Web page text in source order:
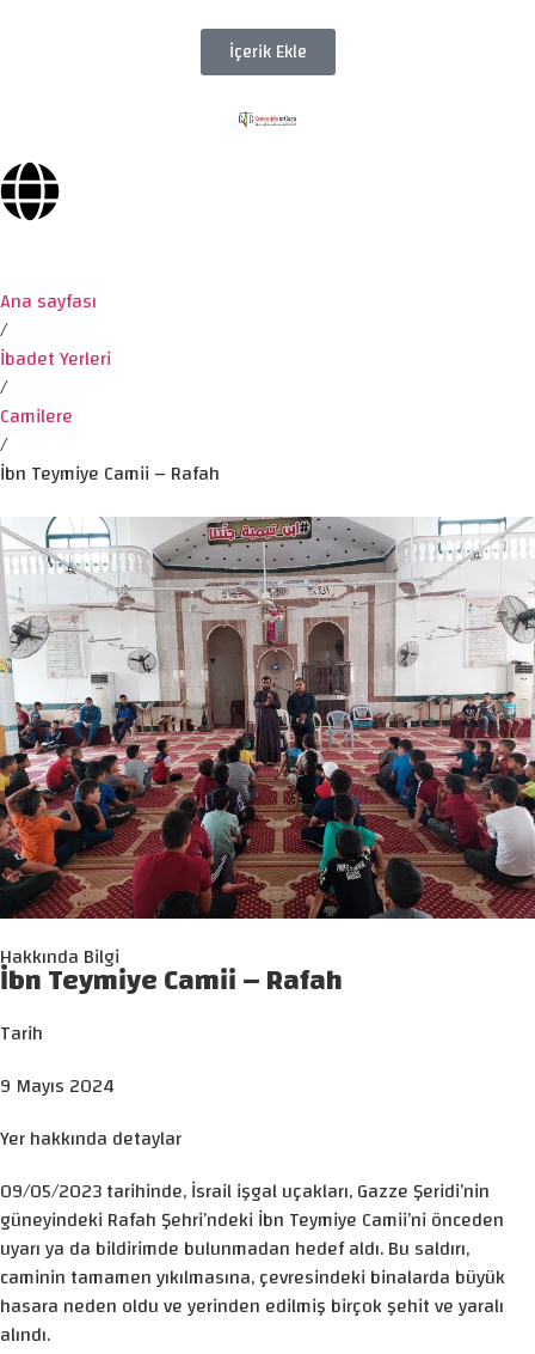
İçerik Ekle
Ana sayfası
/
İbadet Yerleri
/
Camilere
/
İbn Teymiye Camii – Rafah
Hakkında Bilgi
İbn Teymiye Camii – Rafah
Tarih
9 Mayıs 2024
Yer hakkında detaylar
09/05/2023 tarihinde, İsrail işgal uçakları, Gazze Şeridi’nin
güneyindeki Rafah Şehri’ndeki İbn Teymiye Camii’ni önceden
uyarı ya da bildirimde bulunmadan hedef aldı. Bu saldırı,
caminin tamamen yıkılmasına, çevresindeki binalarda büyük
hasara neden oldu ve yerinden edilmiş birçok şehit ve yaralı
alındı.